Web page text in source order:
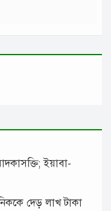
ইয়াবা-
দেড় লাখ টাকা